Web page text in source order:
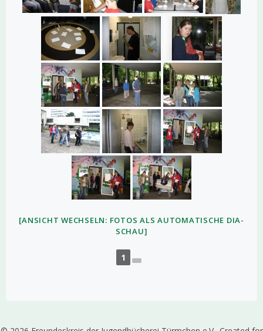
[ANSICHT WECHSELN: FOTOS ALS AUTOMATISCHE DIA-
SCHAU]
1